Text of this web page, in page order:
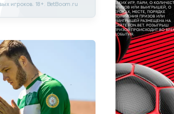
игроков. 18+. BetBoom.ru